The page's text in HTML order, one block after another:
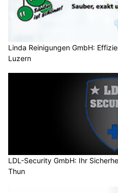
Linda Reinigungen GmbH:
Luzern
LDL-Security GmbH: Ihr
Thun